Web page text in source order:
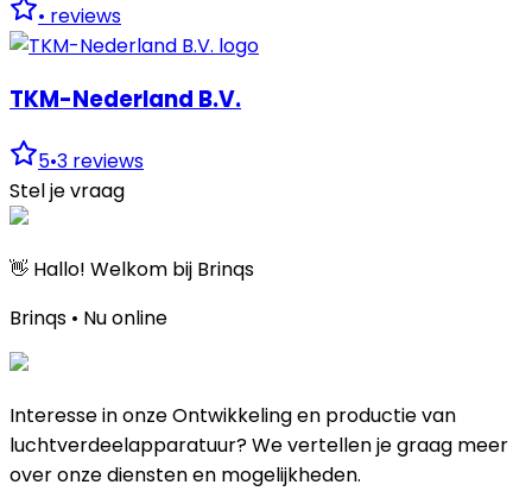
• reviews
TKM-Nederland B.V.
5•3 reviews
Stel je vraag
👋 Hallo! Welkom bij Brinqs
Brinqs • Nu online
Interesse in onze Ontwikkeling en productie van
luchtverdeelapparatuur? We vertellen je graag meer
over onze diensten en mogelijkheden.